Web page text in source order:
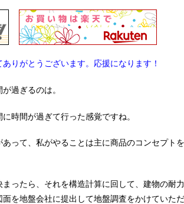
りがとうございます。応援になります！
過ぎるのは。
時間が過ぎて行った感覚ですね。
って、私がやることは主に商品のコンセプト
ったら、それを構造計算に回して、建物の耐
を地盤会社に提出して地盤調査をかけていた